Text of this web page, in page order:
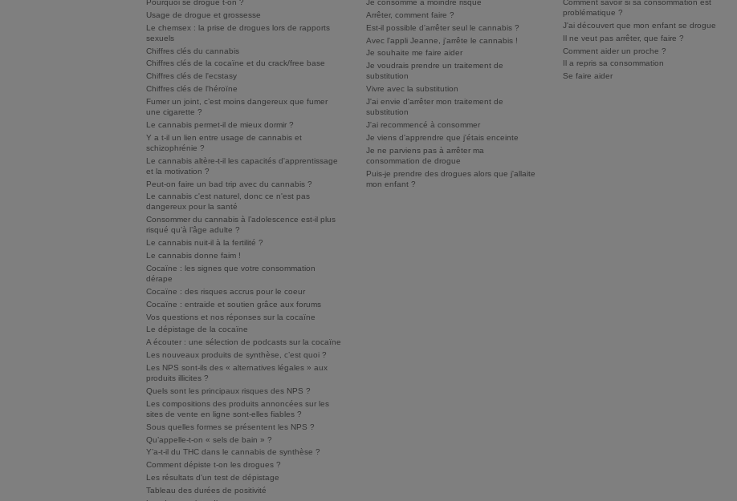
Pourquoi se drogue t-on ?
Usage de drogue et grossesse
Le chemsex : la prise de drogues lors de rapports
sexuels
Chiffres clés du cannabis
Chiffres clés de la cocaïne et du crack/free base
Chiffres clés de l'ecstasy
Chiffres clés de l'héroïne
Fumer un joint, c’est moins dangereux que fumer
une cigarette ?
Le cannabis permet-il de mieux dormir ?
Y a t-il un lien entre usage de cannabis et
schizophrénie ?
Le cannabis altère-t-il les capacités d'apprentissage
et la motivation ?
Peut-on faire un bad trip avec du cannabis ?
Le cannabis c'est naturel, donc ce n'est pas
dangereux pour la santé
Consommer du cannabis à l’adolescence est-il plus
risqué qu’à l’âge adulte ?
Le cannabis nuit-il à la fertilité ?
Le cannabis donne faim !
Cocaïne : les signes que votre consommation
dérape
Cocaïne : des risques accrus pour le coeur
Cocaïne : entraide et soutien grâce aux forums
Vos questions et nos réponses sur la cocaïne
Le dépistage de la cocaïne
A écouter : une sélection de podcasts sur la cocaïne
Les nouveaux produits de synthèse, c’est quoi ?
Les NPS sont-ils des « alternatives légales » aux
produits illicites ?
Quels sont les principaux risques des NPS ?
Les compositions des produits annoncées sur les
sites de vente en ligne sont-elles fiables ?
Sous quelles formes se présentent les NPS ?
Qu’appelle-t-on « sels de bain » ?
Y’a-t-il du THC dans le cannabis de synthèse ?
Comment dépiste t-on les drogues ?
Les résultats d'un test de dépistage
Tableau des durées de positivité
Je consomme à moindre risque
Arrêter, comment faire ?
Est-il possible d'arrêter seul le cannabis ?
Avec l'appli Jeanne, j'arrête le cannabis !
Je souhaite me faire aider
Je voudrais prendre un traitement de
substitution
Vivre avec la substitution
J'ai envie d'arrêter mon traitement de
substitution
J'ai recommencé à consommer
Je viens d'apprendre que j'étais enceinte
Je ne parviens pas à arrêter ma
consommation de drogue
Puis-je prendre des drogues alors que j'allaite
mon enfant ?
Comment savoir si sa consommation est
problématique ?
J'ai découvert que mon enfant se drogue
Il ne veut pas arrêter, que faire ?
Comment aider un proche ?
Il a repris sa consommation
Se faire aider